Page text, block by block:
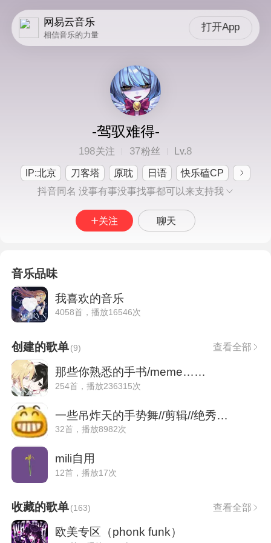
网易云音乐
相信音乐的力量
打开App
-驾驭难得-
198关注 37粉丝 Lv.8
IP:北京 刀客塔 原耽 日语
快乐磕CP
抖音同名 没事有事没事找事都可以来支持我
关注 聊天
音乐品味
我喜欢的音乐
4058首，播放16546次
创建的歌单(9) 查看全部
那些你熟悉的手书/meme……
254首，播放236315次
一些吊炸天的手势舞//剪辑//绝秀操作用bgm
32首，播放8982次
mili自用
12首，播放17次
收藏的歌单(163) 查看全部
欧美专区（phonk funk）